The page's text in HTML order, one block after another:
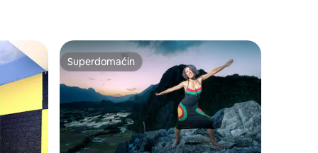
Superdomaćin
Superdomaćin